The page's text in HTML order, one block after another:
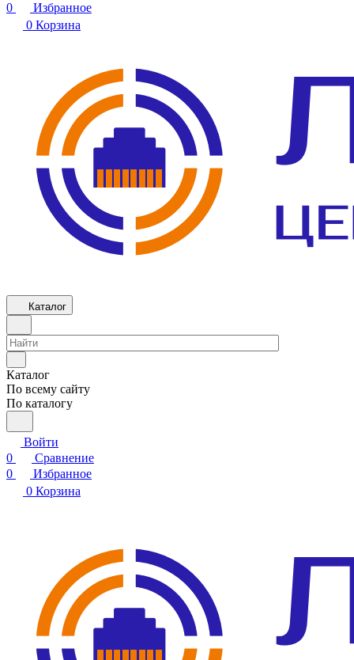
0
Избранное
0 Корзина
Каталог
Каталог
По всему сайту
По каталогу
Войти
0
Сравнение
0
Избранное
0 Корзина